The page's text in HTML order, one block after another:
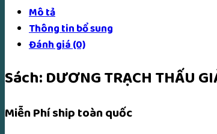
Mô tả
Thông tin bổ sung
Đánh giá (0)
Sách: DƯƠNG TRẠCH THẤU
Miễn Phí ship toàn quốc